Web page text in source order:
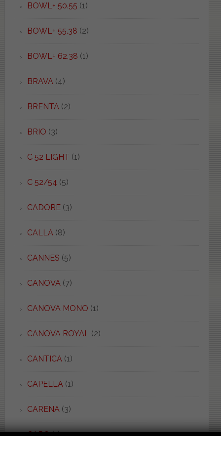
BOWL+ 50.55 (1)
BOWL+ 55.38 (2)
BOWL+ 62.38 (1)
BRAVA(4)
BRENTA(2)
BRIO (3)
C 52 LIGHT (1)
C 52/54 (5)
CADORE(3)
CALLA(8)
CANNES (5)
CANOVA(7)
CANOVA MONO (1)
CANOVA ROYAL(2)
CANTICA(1)
CAPELLA(1)
CARENA(3)
CARO(1)